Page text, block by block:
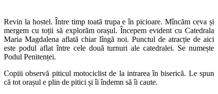
Revin la hostel. Între timp toată trupa e în picioare. Mîncăm ceva și
mergem cu toții să explorăm orașul. Începem evident cu Catedrala
Maria Magdalena aflată chiar lîngă noi. Punctul de atracție de aici
este podul aflat între cele două turnuri ale catedralei. Se numește
Podul Penitenței.
Copiii observă piticul motociclist de la intrarea în biserică. Le spun
că tot orașul e plin de pitici și îi îndemn să îi caute.